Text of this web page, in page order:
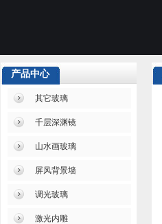
产品中心
其它玻璃
千层深渊镜
山水画玻璃
屏风背景墙
调光玻璃
激光内雕